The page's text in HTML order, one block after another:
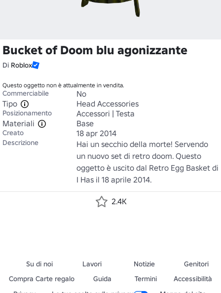
Bucket of Doom blu agonizzante
Di Roblox
Questo oggetto non è attualmente in vendita.
Commerciabile
No
Tipo
Head Accessories
Posizionamento
Accessori | Testa
Materiali
Base
Creato 18 apr 2014
Descrizione
Hai un secchio della morte! Servendo
un nuovo set di retro doom. Questo
oggetto è uscito dal Retro Egg Basket di
I Has il 18 aprile 2014.
2.4K
Su di noi Lavori Notizie
Genitori
Compra Carte regalo
Guida Termini
Accessibilità